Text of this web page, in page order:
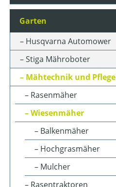
ARBEITSSTUFENANZAHL
BETRIEBSART
FAHRANTRIEBSART
FARBE (GERÄT)
HUBRAUM (IN CM³)
KLASSIFIZIERUNG
Garten
Husqvarna Automower
Stiga Mähroboter
Mähtechnik und Pflege
Rasenmäher
Wiesenmäher
Balkenmäher
Hochgrasmäher
Mulcher
Rasentraktoren